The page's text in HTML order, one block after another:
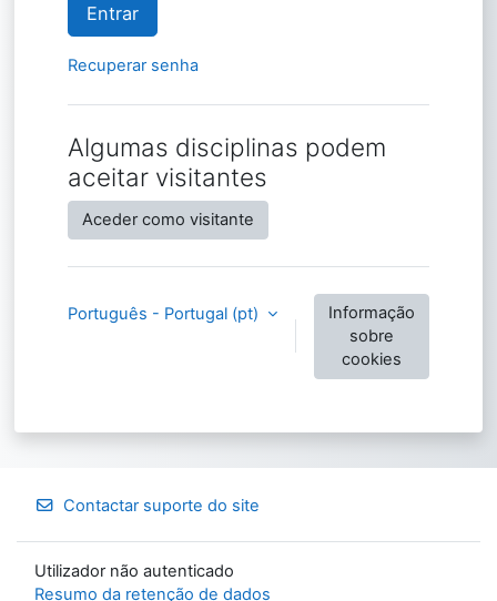
Entrar
Recuperar senha
Algumas disciplinas podem
aceitar visitantes
Aceder como visitante
Português - Portugal ‎(pt)‎
Informação
sobre
cookies
Contactar suporte do site
Utilizador não autenticado
Resumo da retenção de dados